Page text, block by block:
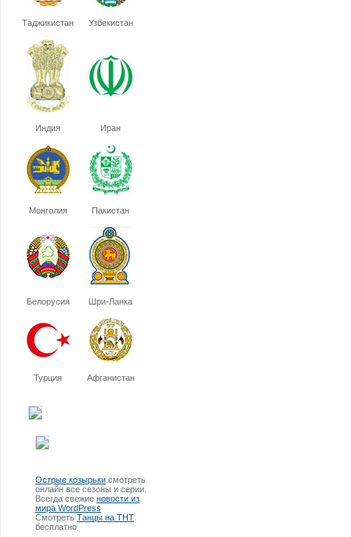
Таджикистан Узбекистан
Индия Иран
Монголия Пакистан
Белорусия Шри-Ланка
Турция Афганистан
Острые козырьки смотреть
онлайн все сезоны и серии.
Всегда свежие новости из
мира WordPress
Смотреть Танцы на ТНТ
бесплатно